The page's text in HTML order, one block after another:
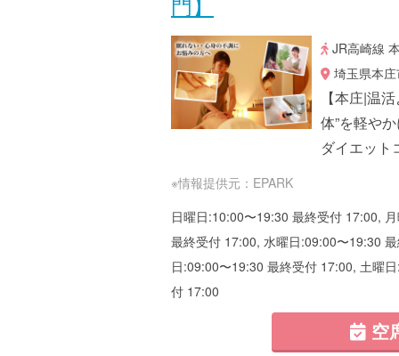
JR高崎線
埼玉県本
【本庄|温
体”を軽や
ダイエッ
※情報提供元：EPARK
日曜日:10:00〜19:30 最終受付 17:00,
最終受付 17:00, 水曜日:09:00〜19:30
日:09:00〜19:30 最終受付 17:00, 土曜
付 17:00
空